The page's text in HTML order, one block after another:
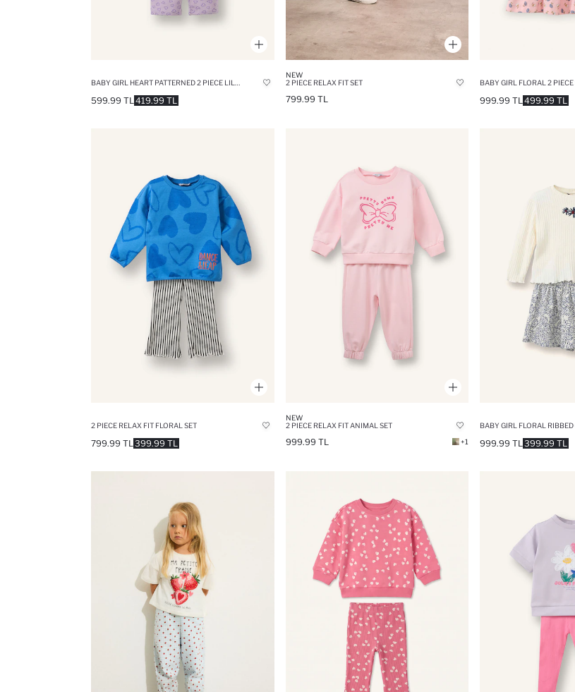
419.99 TL
599.99 TL
NEW
2 PIECE RELAX FIT SET
799.99 TL
BABY GIRL FLORAL 2 PIECE
499.99 TL
999.99 TL
2 PIECE RELAX FIT FLORAL SET
399.99 TL
799.99 TL
NEW
2 PIECE RELAX FIT ANIMAL SET
999.99 TL +1 399.99 TL
999.99 TL